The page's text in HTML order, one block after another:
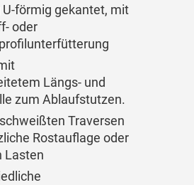
förmig gekantet, mit
oder
Längs- und
zum Ablaufstutzen.
Traversen
Rostauflage oder
Lasten